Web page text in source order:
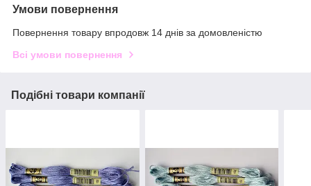
Умови повернення
Повернення товару впродовж 14 днів за домовленістю
Всі умови повернення
Подібні товари компанії